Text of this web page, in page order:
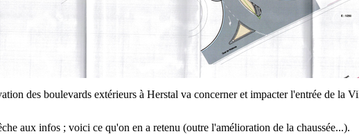
des boulevards extérieurs à Herstal va concerner et impacter l'entrée de la
aux infos ; voici ce qu'on en a retenu (outre l'amélioration de la chaussée...).